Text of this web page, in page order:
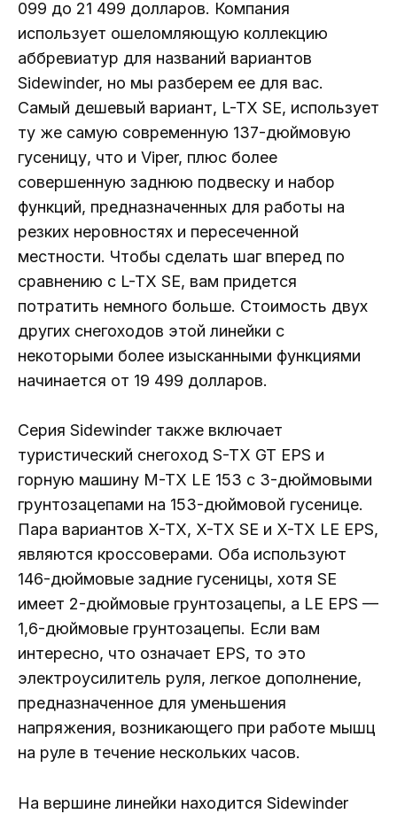
099 до 21 499 долларов. Компания
использует ошеломляющую коллекцию
аббревиатур для названий вариантов
Sidewinder, но мы разберем ее для вас.
Самый дешевый вариант, L-TX SE, использует
ту же самую современную 137-дюймовую
гусеницу, что и Viper, плюс более
совершенную заднюю подвеску и набор
функций, предназначенных для работы на
резких неровностях и пересеченной
местности. Чтобы сделать шаг вперед по
сравнению с L-TX SE, вам придется
потратить немного больше. Стоимость двух
других снегоходов этой линейки с
некоторыми более изысканными функциями
начинается от 19 499 долларов.
Серия Sidewinder также включает
туристический снегоход S-TX GT EPS и
горную машину M-TX LE 153 с 3-дюймовыми
грунтозацепами на 153-дюймовой гусенице.
Пара вариантов X-TX, X-TX SE и X-TX LE EPS,
являются кроссоверами. Оба используют
146-дюймовые задние гусеницы, хотя SE
имеет 2-дюймовые грунтозацепы, а LE EPS —
1,6-дюймовые грунтозацепы. Если вам
интересно, что означает EPS, то это
электроусилитель руля, легкое дополнение,
предназначенное для уменьшения
напряжения, возникающего при работе мышц
на руле в течение нескольких часов.
На вершине линейки находится Sidewinder